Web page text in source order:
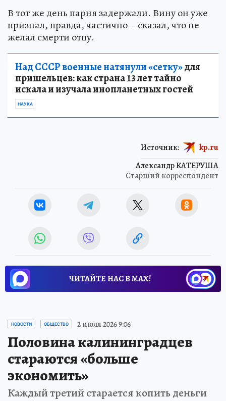
В тот же день парня задержали. Вину он уже
признал, правда, частично – сказал, что не
желал смерти отцу.
Над СССР военные натянули «сетку»для
пришельцев: как страна 13 лет тайно
искала и изучала инопланетных гостей
НАУКА
Александр КАТЕРУША
Старший корреспондент
Источник: kp.ru
ЧИТАЙТЕ НАС В МАХ!
НОВОСТИ ОБЩЕСТВО 2 июля 2026 9:06
Половина калининградцев
стараются «больше
экономить»
Каждый третий старается копить деньги